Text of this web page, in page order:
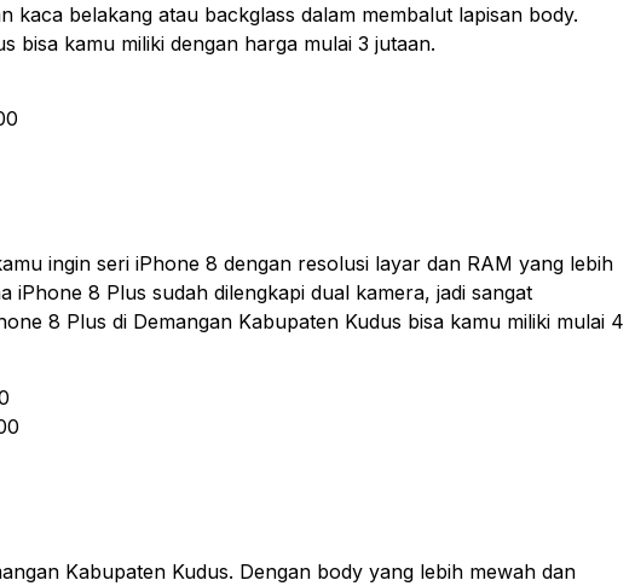
kaca belakang atau backglass dalam membalut lapisan body.
bisa kamu miliki dengan harga mulai 3 jutaan.
ingin seri iPhone 8 dengan resolusi layar dan RAM yang lebih
iPhone 8 Plus sudah dilengkapi dual kamera, jadi sangat
8 Plus di Demangan Kabupaten Kudus bisa kamu miliki mulai 4
Kabupaten Kudus. Dengan body yang lebih mewah dan